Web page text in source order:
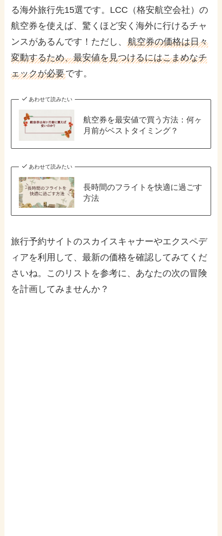
る海外旅行先15選です。LCC（格安航空会社）の
航空券を使えば、驚くほど安く海外に行けるチャ
ンスがあるんです！ただし、航空券の価格は日々
変動するため、最安値を見つけるにはこまめなチ
ェックが必要です。
あわせて読みたい
航空券を最安値で買う方法：何ヶ
月前がベストタイミング？
あわせて読みたい
長時間のフライトを快適に過ごす
方法
旅行予約サイトのスカイスキャナーやエクスペデ
ィアを利用して、最新の価格を確認してみてくだ
さいね。このリストを参考に、あなたの次の冒険
を計画してみませんか？